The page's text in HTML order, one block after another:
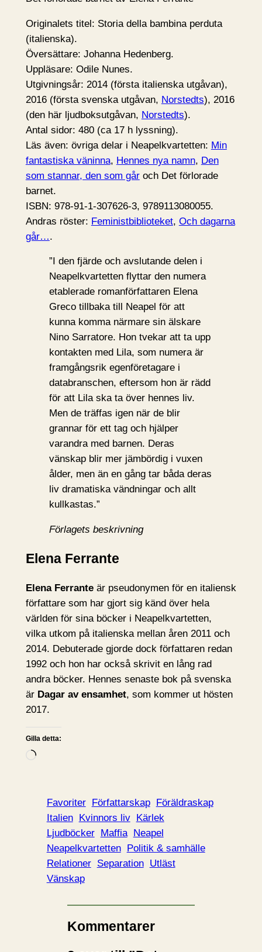
Originalets titel: Storia della bambina perduta
(italienska).
Översättare: Johanna Hedenberg.
Uppläsare: Odile Nunes.
Utgivningsår: 2014 (första italienska utgåvan),
2016 (första svenska utgåvan, Norstedts), 2016
(den här ljudboksutgåvan, Norstedts).
Antal sidor: 480 (ca 17 h lyssning).
Läs även: övriga delar i Neapelkvartetten: Min
fantastiska väninna, Hennes nya namn, Den
som stannar, den som gåroch Det förlorade
barnet.
ISBN: 978-91-1-307626-3, 9789113080055.
Andras röster: Feministbiblioteket, Och dagarna
går….
”I den fjärde och avslutande delen i
Neapelkvartetten flyttar den numera
etablerade romanförfattaren Elena
Greco tillbaka till Neapel för att
kunna komma närmare sin älskare
Nino Sarratore. Hon tvekar att ta upp
kontakten med Lila, som numera är
framgångsrik egenföretagare i
databranschen, eftersom hon är rädd
för att Lila ska ta över hennes liv.
Men de träffas igen när de blir
grannar för ett tag och hjälper
varandra med barnen. Deras
vänskap blir mer jämbördig i vuxen
ålder, men än en gång tar båda deras
liv dramatiska vändningar och allt
kullkastas.”
Förlagets beskrivning
Elena Ferrante
Elena Ferranteär pseudonymen för en italiensk
författare som har gjort sig känd över hela
världen för sina böcker i Neapelkvartetten,
vilka utkom på italienska mellan åren 2011 och
2014. Debuterade gjorde dock författaren redan
1992 och hon har också skrivit en lång rad
andra böcker. Hennes senaste bok på svenska
är Dagar av ensamhet, som kommer ut hösten
2017.
Gilla detta:
L
Favoriter Författarskap Föräldraskap
Italien Kvinnors liv Kärlek
Ljudböcker Maffia Neapel
Neapelkvartetten Politik & samhälle
Relationer Separation Utläst
Vänskap
Kommentarer